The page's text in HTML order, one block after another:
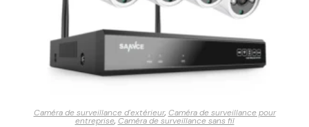
Caméra de surveillance d'extérieur, Caméra de surveillance pour
entreprise, Caméra de surveillance sans fil